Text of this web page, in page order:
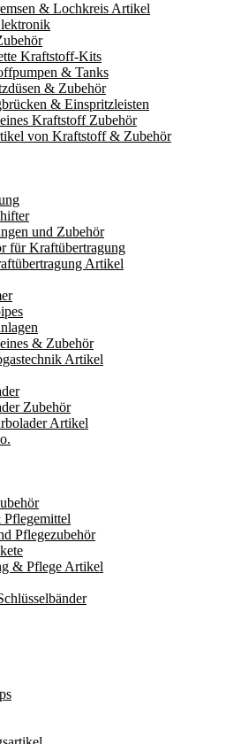
& Lochkreis Artikel
Kraftstoff-Kits
& Tanks
& Zubehör
& Einspritzleisten
Kraftstoff Zubehör
von Kraftstoff & Zubehör
und Zubehör
für Kraftübertragung
Artikel
& Zubehör
Artikel
Zubehör
Artikel
Pflegezubehör
& Pflege Artikel